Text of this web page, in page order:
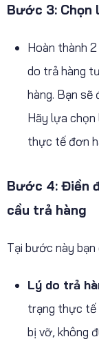
Bước 3: Chọn
Hoàn thành
do trả hàng
hàng. Bạn sẽ
Hãy lựa
thực tế đơn
Bước 4: Điền
cầu trả hàng
Tại bước này bạn
Lý do trả
trạng thực tế
bị vỡ, không